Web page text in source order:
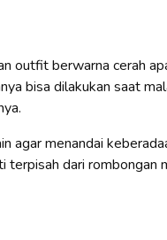
outfit berwarna cerah
bisa dilakukan saat
agar menandai
terpisah dari rombongan